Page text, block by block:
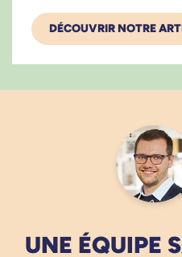
DÉCOUVRIR NOTRE
UNE ÉQUIPE